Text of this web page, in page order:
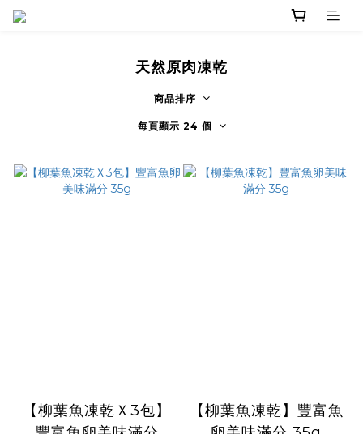
天然原肉凍乾
商品排序
每頁顯示 24 個
【柳葉魚凍乾Ｘ3包】
【柳葉魚凍乾】豐富魚